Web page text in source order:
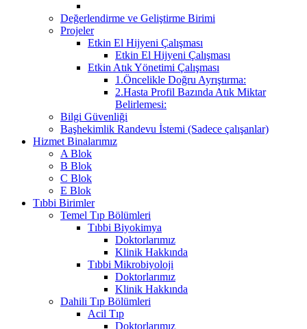
Değerlendirme ve Geliştirme Birimi
Projeler
Etkin El Hijyeni Çalışması
Etkin El Hijyeni Çalışması
Etkin Atık Yönetimi Çalışması
1.Öncelikle Doğru Ayrıştırma:
2.Hasta Profil Bazında Atık Miktar
Belirlemesi:
Bilgi Güvenliği
Başhekimlik Randevu İstemi (Sadece çalışanlar)
Hizmet Binalarımız
A Blok
B Blok
C Blok
E Blok
Tıbbi Birimler
Temel Tıp Bölümleri
Tıbbi Biyokimya
Doktorlarımız
Klinik Hakkında
Tıbbi Mikrobiyoloji
Doktorlarımız
Klinik Hakkında
Dahili Tıp Bölümleri
Acil Tıp
Doktorlarımız